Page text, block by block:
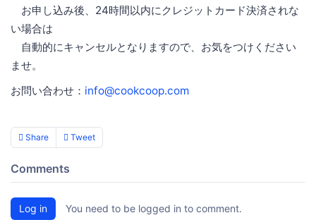
お申し込み後、24時間以内にクレジットカード決済されな
い場合は
自動的にキャンセルとなりますので、お気をつけください
ませ。
お問い合わせ： info@cookcoop.com
Share Tweet
Comments
Log in You need to be logged in to comment.